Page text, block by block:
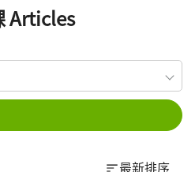
Articles
最新排序